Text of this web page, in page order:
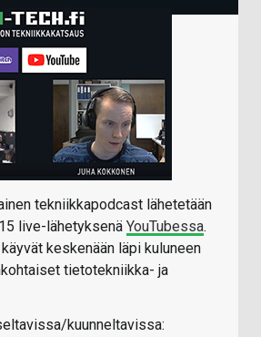
tekniikkapodcast lähetetään
live-lähetyksenä YouTubessa.
keskenään läpi kuluneen
tietotekniikka- ja
kuunneltavissa: